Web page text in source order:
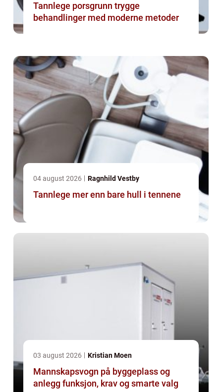
Tannlege porsgrunn trygge
behandlinger med moderne metoder
04 august 2026 Ragnhild Vestby
Tannlege mer enn bare hull i tennene
03 august 2026 Kristian Moen
Mannskapsvogn på byggeplass og
anlegg funksjon, krav og smarte valg